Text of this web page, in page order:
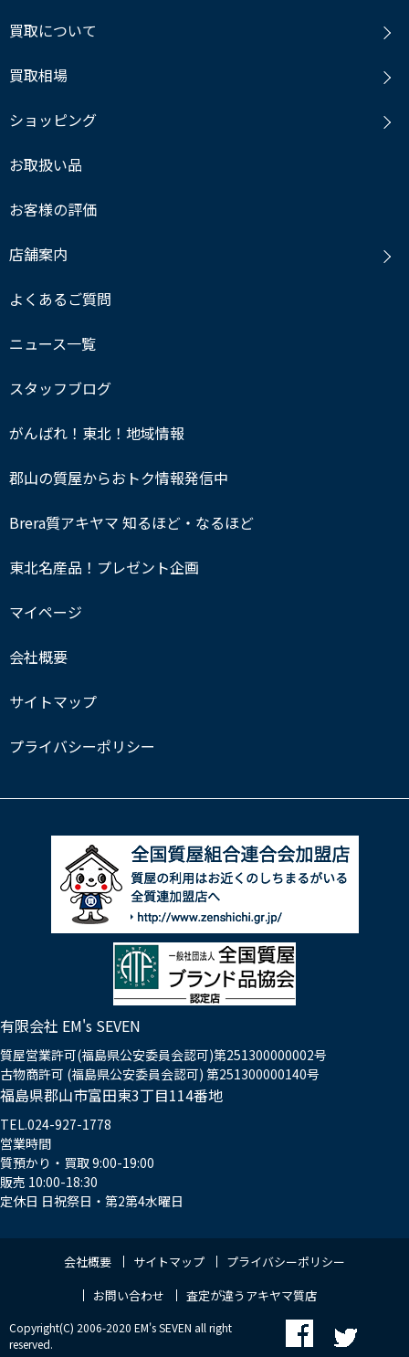
買取について
買取相場
ショッピング
お取扱い品
お客様の評価
店舗案内
よくあるご質問
ニュース一覧
スタッフブログ
がんばれ！東北！地域情報
郡山の質屋からおトク情報発信中
Brera質アキヤマ 知るほど・なるほど
東北名産品！プレゼント企画
マイページ
会社概要
サイトマップ
プライバシーポリシー
有限会社 EM's SEVEN
質屋営業許可(福島県公安委員会認可)第251300000002号
古物商許可 (福島県公安委員会認可) 第251300000140号
福島県郡山市富田東3丁目114番地
TEL.024-927-1778
営業時間
質預かり・買取 9:00-19:00
販売 10:00-18:30
定休日 日祝祭日・第2第4水曜日
会社概要 サイトマップ
プライバシーポリシー
お問い合わせ
査定が違うアキヤマ質店
Copyright(C) 2006-2020 EM's SEVEN all right
reserved.